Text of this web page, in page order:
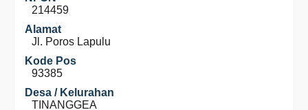
214459
Alamat
Jl. Poros Lapulu
Kode Pos
93385
Desa / Kelurahan
TINANGGEA